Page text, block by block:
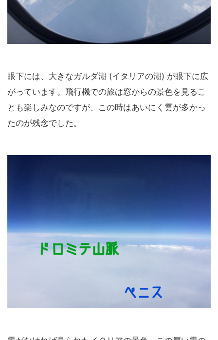
眼下には、大きなガルダ湖 (イタリアの湖) が眼下に広
がっています。飛行機での旅は窓からの景色を見るこ
とも楽しみなのですが、この時はあいにく雲が多かっ
たのが残念でした。